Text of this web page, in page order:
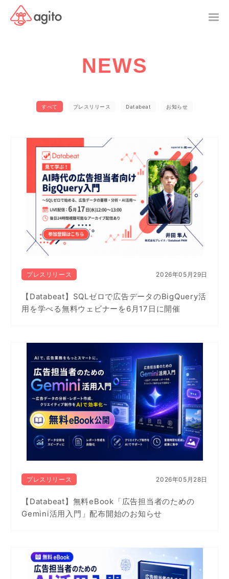
NEWS
すべて プレスリリース Databeat お知らせ
プレスリリース 2026年05月29日
【Databeat】SQLゼロで広告データのBigQuery活
用を学べる無料ウェビナーを6月17日に開催
プレスリリース 2026年05月28日
【Databeat】無料eBook「広告担当者のための
Gemini活用入門」配布開始のお知らせ